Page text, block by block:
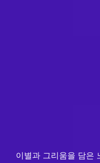
이별과 그리움을 담은